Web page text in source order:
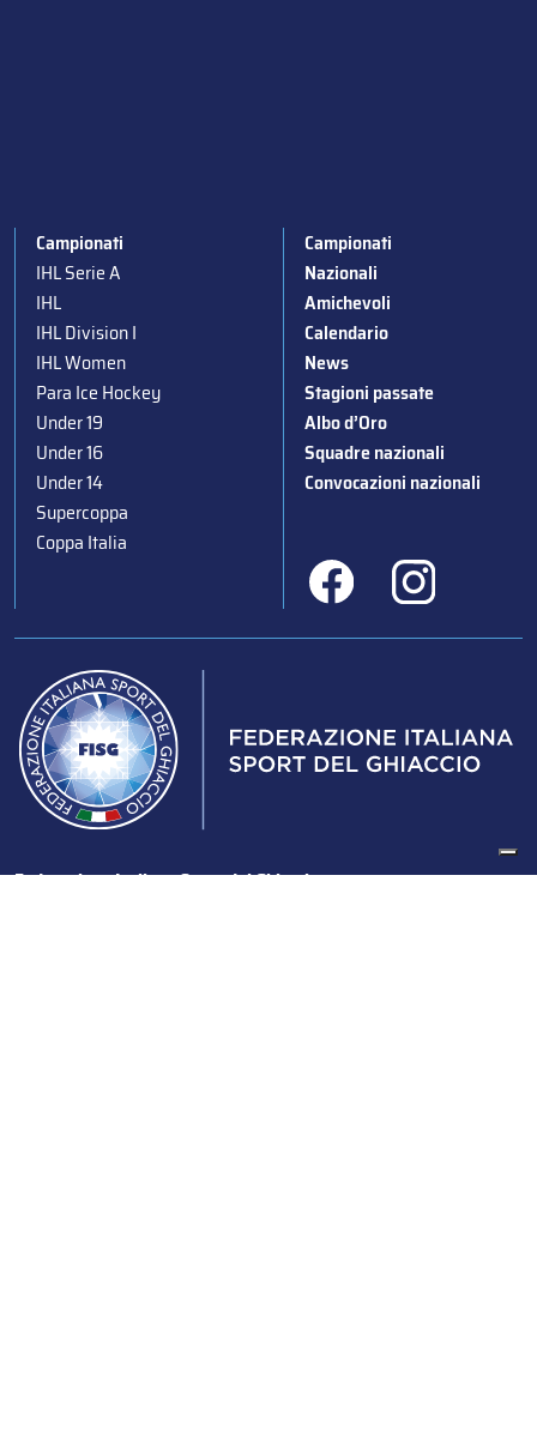
Campionati
IHL Serie A
IHL
IHL Division I
IHL Women
Para Ice Hockey
Under 19
Under 16
Under 14
Supercoppa
Coppa Italia
Campionati
Nazionali
Amichevoli
Calendario
News
Stagioni passate
Albo d’Oro
Squadre nazionali
Convocazioni nazionali
Federazione Italiana Sport del Ghiaccio